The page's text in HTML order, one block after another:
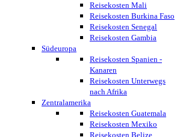
Reisekosten Mali
Reisekosten Burkina Faso
Reisekosten Senegal
Reisekosten Gambia
Südeuropa
Reisekosten Spanien -
Kanaren
Reisekosten Unterwegs
nach Afrika
Zentralamerika
Reisekosten Guatemala
Reisekosten Mexiko
Reisekosten Belize